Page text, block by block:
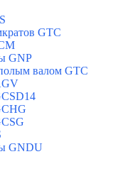
GTC
GNP
валом GTC
GNDU